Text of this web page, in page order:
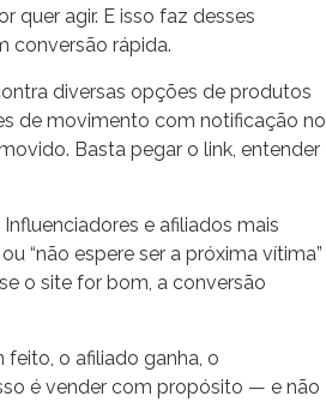
quer agir. E isso faz desses
conversão rápida.
diversas opções de produtos
de movimento com notificação no
Basta pegar o link, entender
e afiliados mais
“não espere ser a próxima vítima”
o site for bom, a conversão
feito, o afiliado ganha, o
é vender com propósito — e não